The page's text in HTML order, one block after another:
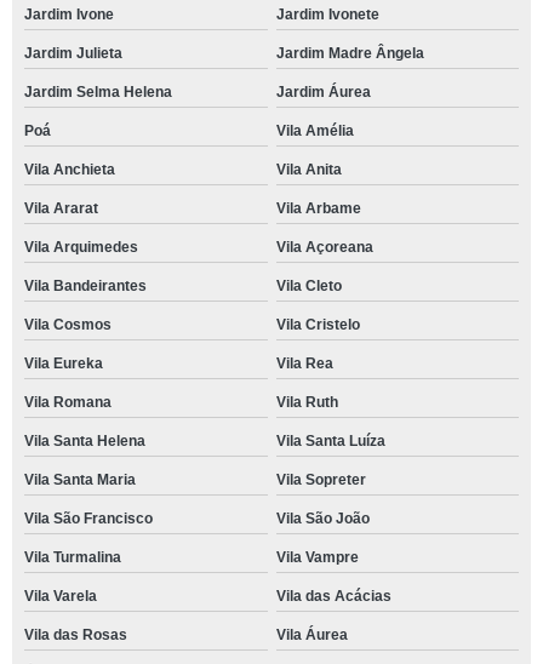
Jardim Ivone Jardim Ivonete
Jardim Julieta Jardim Madre Ângela
Jardim Selma Helena Jardim Áurea
Poá Vila Amélia
Vila Anchieta Vila Anita
Vila Ararat Vila Arbame
Vila Arquimedes Vila Açoreana
Vila Bandeirantes Vila Cleto
Vila Cosmos Vila Cristelo
Vila Eureka Vila Rea
Vila Romana Vila Ruth
Vila Santa Helena Vila Santa Luíza
Vila Santa Maria Vila Sopreter
Vila São Francisco Vila São João
Vila Turmalina Vila Vampre
Vila Varela Vila das Acácias
Vila das Rosas Vila Áurea